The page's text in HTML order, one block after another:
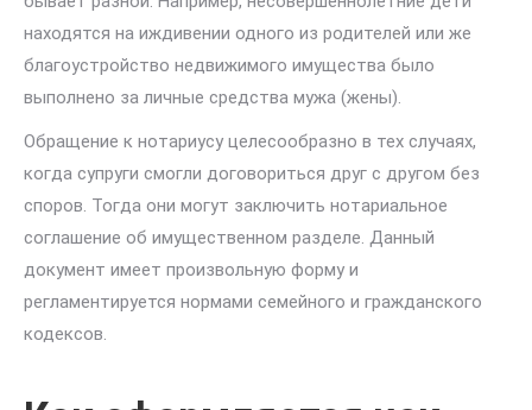
находятся на иждивении одного из родителей или же
благоустройство недвижимого имущества было
выполнено за личные средства мужа (жены).
Обращение к нотариусу целесообразно в тех случаях,
когда супруги смогли договориться друг с другом без
споров. Тогда они могут заключить нотариальное
соглашение об имущественном разделе. Данный
документ имеет произвольную форму и
регламентируется нормами семейного и гражданского
кодексов.